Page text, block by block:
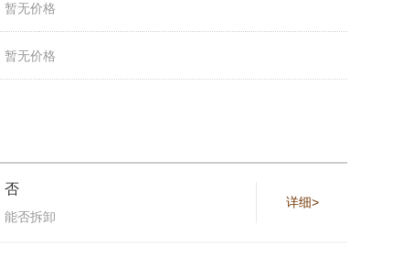
暂无价格
暂无价格
否
能否拆卸
详细>